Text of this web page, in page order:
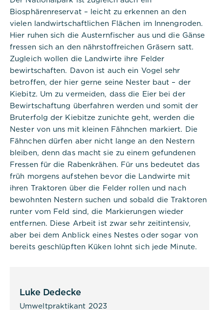
Biosphärenreservat – leicht zu erkennen an den
vielen landwirtschaftlichen Flächen im Innengroden.
Hier ruhen sich die Austernfischer aus und die Gänse
fressen sich an den nährstoffreichen Gräsern satt.
Zugleich wollen die Landwirte ihre Felder
bewirtschaften. Davon ist auch ein Vogel sehr
betroffen, der hier gerne seine Nester baut – der
Kiebitz. Um zu vermeiden, dass die Eier bei der
Bewirtschaftung überfahren werden und somit der
Bruterfolg der Kiebitze zunichte geht, werden die
Nester von uns mit kleinen Fähnchen markiert. Die
Fähnchen dürfen aber nicht lange an den Nestern
bleiben, denn das macht sie zu einem gefundenen
Fressen für die Rabenkrähen. Für uns bedeutet das
früh morgens aufstehen bevor die Landwirte mit
ihren Traktoren über die Felder rollen und nach
bewohnten Nestern suchen und sobald die Traktoren
runter vom Feld sind, die Markierungen wieder
entfernen. Diese Arbeit ist zwar sehr zeitintensiv,
aber bei dem Anblick eines Nestes oder sogar von
bereits geschlüpften Küken lohnt sich jede Minute.
Luke Dedecke
Umweltpraktikant 2023
Dauer:
Session
Beschreibung:
Dieses Cookie ist nativ für PHP-
Anwendungen. Das Cookie wird
verwendet, um die eindeutige
Sitzungs-ID eines Benutzers zu
speichern und zu identifizieren, um
die Benutzersitzung auf der
Website zu verwalten. Das Cookie
ist ein Session-Cookie und wird
gelöscht, wenn alle Browserfenster
geschlossen sind.
Titel:
dpconsentmanagement
Anbieter:
Cookie Name:
dpconsentmanagement